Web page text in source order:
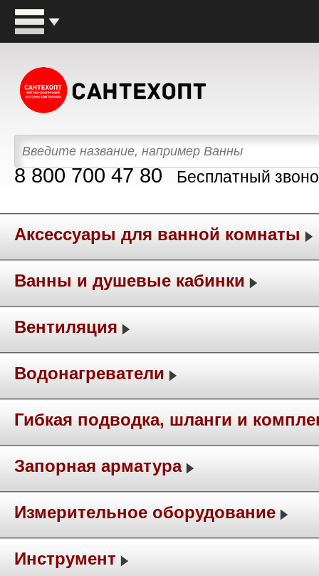
8 800 700 47 80 Бесплатный
Аксессуары для ванной комнаты
Ванны и душевые кабинки
Вентиляция
Водонагреватели
Гибкая подводка, шланги и
Запорная арматура
Измерительное оборудование
Инструмент